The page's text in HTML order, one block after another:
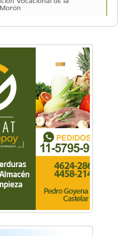
Conocé la historia del
la luna hacia la que viaja
casi cuatro décadas de
con una premisa que
inauguró "El Banquito de
ciclo cultural de la Casa
Ferrocarril Sarmiento por
de estudiantes de Morón
y cultura se